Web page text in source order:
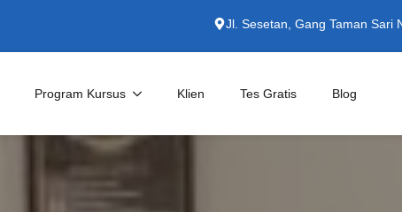
Jl. Sesetan, Gang Taman Sari
Program Kursus
English for Specific Purposes
Klien Tes Gratis Blog